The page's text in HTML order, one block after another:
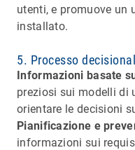
utenti, e promuove
installato.
5. Processo
Informazioni basate
preziosi sui modelli di
orientare le decisioni
Pianificazione e
informazioni sui